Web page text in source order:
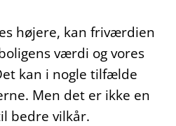
højere, kan friværdien
værdi og vores
kan i nogle tilfælde
Men det er ikke en
bedre vilkår.